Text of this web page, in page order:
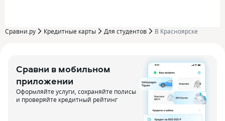
Сравни.ру Кредитные карты Для студентов В Красноярске
Сравни в мобильном
приложении
Оформляйте услуги, сохраняйте полисы
и проверяйте кредитный рейтинг